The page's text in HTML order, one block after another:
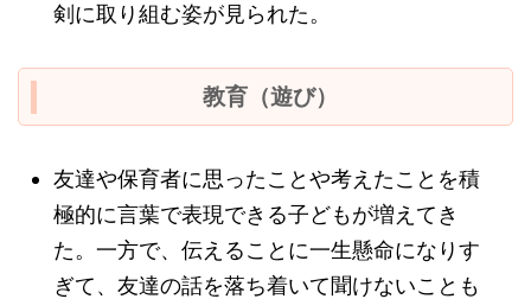
剣に取り組む姿が見られた。
教育（遊び）
友達や保育者に思ったことや考えたことを積
極的に言葉で表現できる子どもが増えてき
た。一方で、伝えることに一生懸命になりす
ぎて、友達の話を落ち着いて聞けないことも